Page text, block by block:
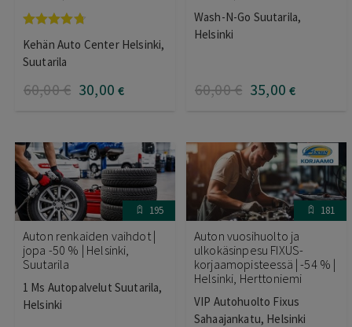
tuotteesta:
4.67/ 5
Kehän Auto Center Helsinki,
Suutarila
60,00€ 30,00 €
Wash-N-Go Suutarila,
Helsinki
60,00€ 35,00 €
195
Auton renkaiden vaihdot |
jopa -50 % | Helsinki,
Suutarila
1 Ms Autopalvelut Suutarila,
Helsinki
181
Auton vuosihuolto ja
ulkokäsinpesu FIXUS-
korjaamopisteessä | -54 % |
Helsinki, Herttoniemi
VIP Autohuolto Fixus
Sahaajankatu, Helsinki